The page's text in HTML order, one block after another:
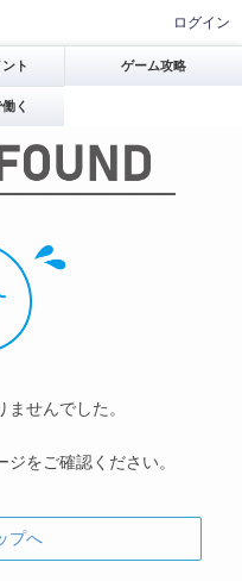
ログイン
ト ゲーム攻略
く
せんでした。
をご確認ください。
プへ